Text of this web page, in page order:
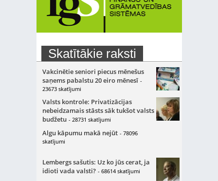
Skatītākie raksti
Vakcinētie seniori piecus mēnešus
saņems pabalstu 20 eiro mēnesī -
23673 skatījumi
Valsts kontrole: Privatizācijas
nebeidzamais stāsts sāk tukšot valsts
budžetu - 28731 skatījumi
Algu kāpumu makā nejūt - 78096
skatījumi
Lembergs sašutis: Uz ko jūs cerat, ja
idioti vada valsti? - 68614 skatījumi